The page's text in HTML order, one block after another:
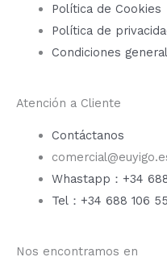
Política de Cookies
Política de
Condiciones
Atención a Cliente
Contáctanos
Whastapp：+34
Tel：+34 688 106
Nos encontramos en